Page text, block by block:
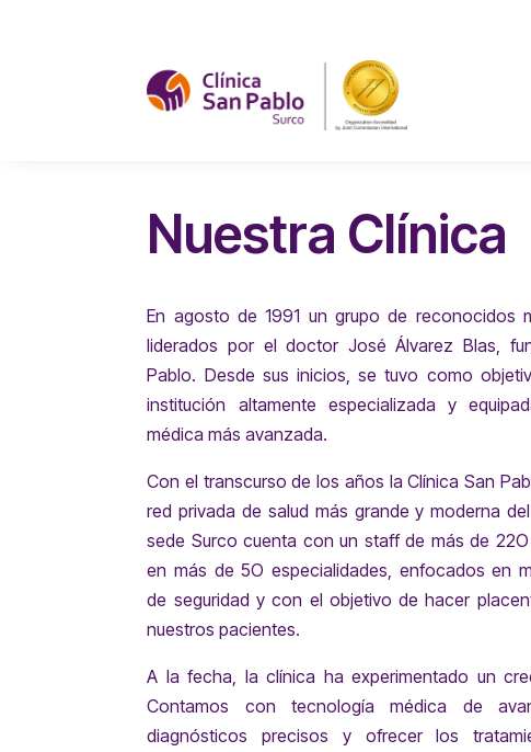
Nuestra Clínica
En agosto de 1991 un grupo de reconocidos
liderados por el doctor José Álvarez Blas,
Pablo. Desde sus inicios, se tuvo como
institución altamente especializada y
médica más avanzada.
Con el transcurso de los años la Clínica San
red privada de salud más grande y moderna
sede Surco cuenta con un staff de más de
en más de 5O especialidades, enfocados en
de seguridad y con el objetivo de hacer
nuestros pacientes.
A la fecha, la clínica ha experimentado un
Contamos con tecnología médica de
diagnósticos precisos y ofrecer los